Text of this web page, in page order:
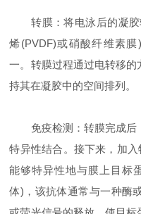
转膜：将电泳后的凝胶
烯(PVDF)或硝酸纤维素
一。转膜过程通过电转移
持其在凝胶中的空间排列。
免疫检测：转膜完成后
特异性结合。接下来，加
能够特异性地与膜上目标
体)，该抗体通常与一种酶